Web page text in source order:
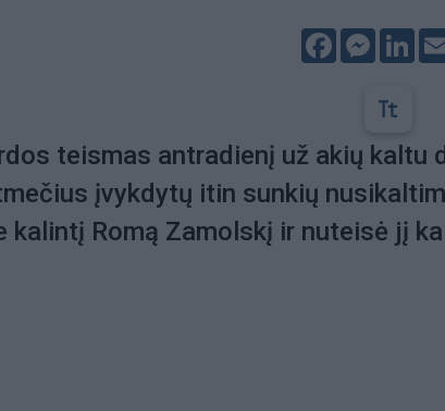
Facebook
teismas antradienį už akių kaltu
įvykdytų itin sunkių
kalintį Romą Zamolskį ir nuteisė jį